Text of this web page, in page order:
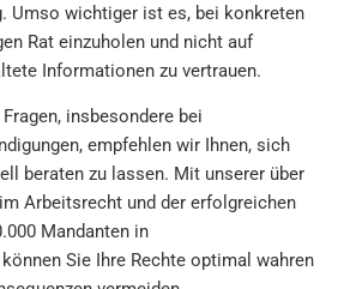
Umso wichtiger ist es, bei konkreten
Rat einzuholen und nicht auf
Informationen zu vertrauen.
insbesondere bei
empfehlen wir Ihnen, sich
beraten zu lassen. Mit unserer über
Arbeitsrecht und der erfolgreichen
Mandanten in
Sie Ihre Rechte optimal wahren